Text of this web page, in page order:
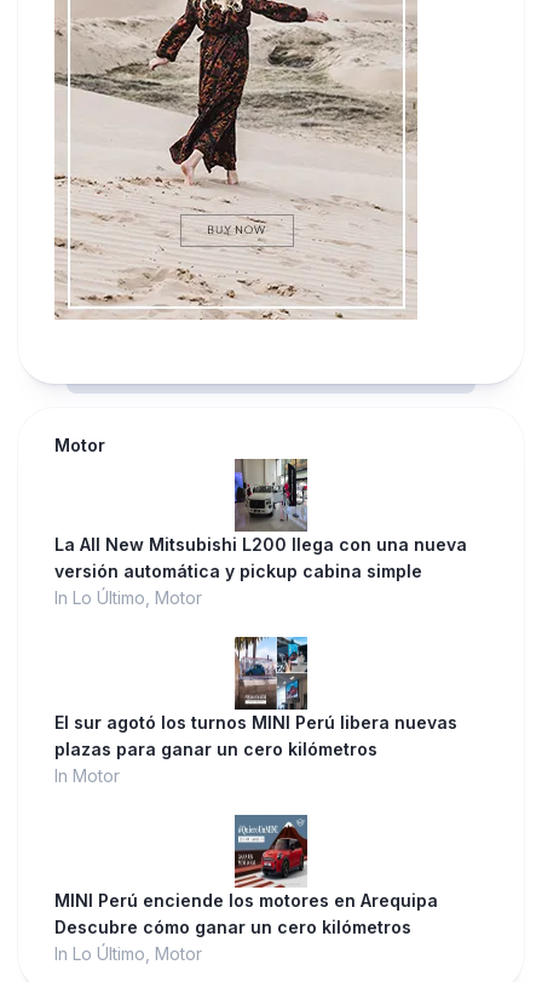
Motor
La All New Mitsubishi L200 llega con una nueva
versión automática y pickup cabina simple
In Lo Último, Motor
El sur agotó los turnos MINI Perú libera nuevas
plazas para ganar un cero kilómetros
In Motor
MINI Perú enciende los motores en Arequipa
Descubre cómo ganar un cero kilómetros
In Lo Último, Motor